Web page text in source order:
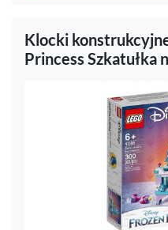
Klocki
Princess Szkatułka